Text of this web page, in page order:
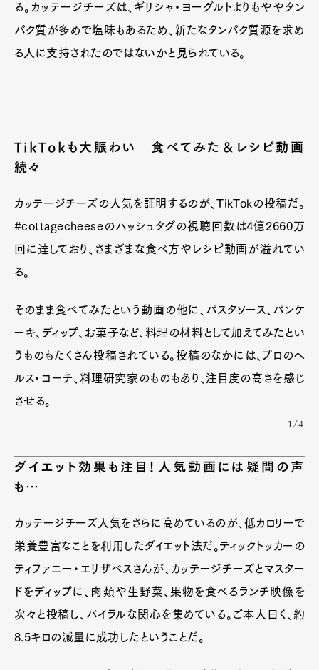
る。カッテージチーズは、ギリシャ・ヨーグルトよりもややタン
パク質が多めで塩味もあるため、新たなタンパク質源を求め
る人に支持されたのではないかと見られている。
TikTokも大賑わい 食べてみた＆レシピ動画
続々
カッテージチーズの人気を証明するのが、TikTokの投稿だ。
#cottagecheeseのハッシュタグの視聴回数は4億2660万
回に達しており、さまざまな食べ方やレシピ動画が溢れてい
る。
そのまま食べてみたという動画の他に、パスタソース、パンケ
ーキ、ディップ、お菓子など、料理の材料として加えてみたとい
うものもたくさん投稿されている。投稿のなかには、プロのヘ
ルス・コーチ、料理研究家のものもあり、注目度の高さを感じ
させる。
1/4
ダイエット効果も注目！人気動画には疑問の声
も…
カッテージチーズ人気をさらに高めているのが、低カロリーで
栄養豊富なことを利用したダイエット法だ。ティックトッカーの
ティファニー・エリザベスさんが、カッテージチーズとマスター
ドをディップに、肉類や生野菜、果物を食べるランチ映像を
次々と投稿し、バイラルな関心を集めている。ご本人曰く、約
8.5キロの減量に成功したということだ。